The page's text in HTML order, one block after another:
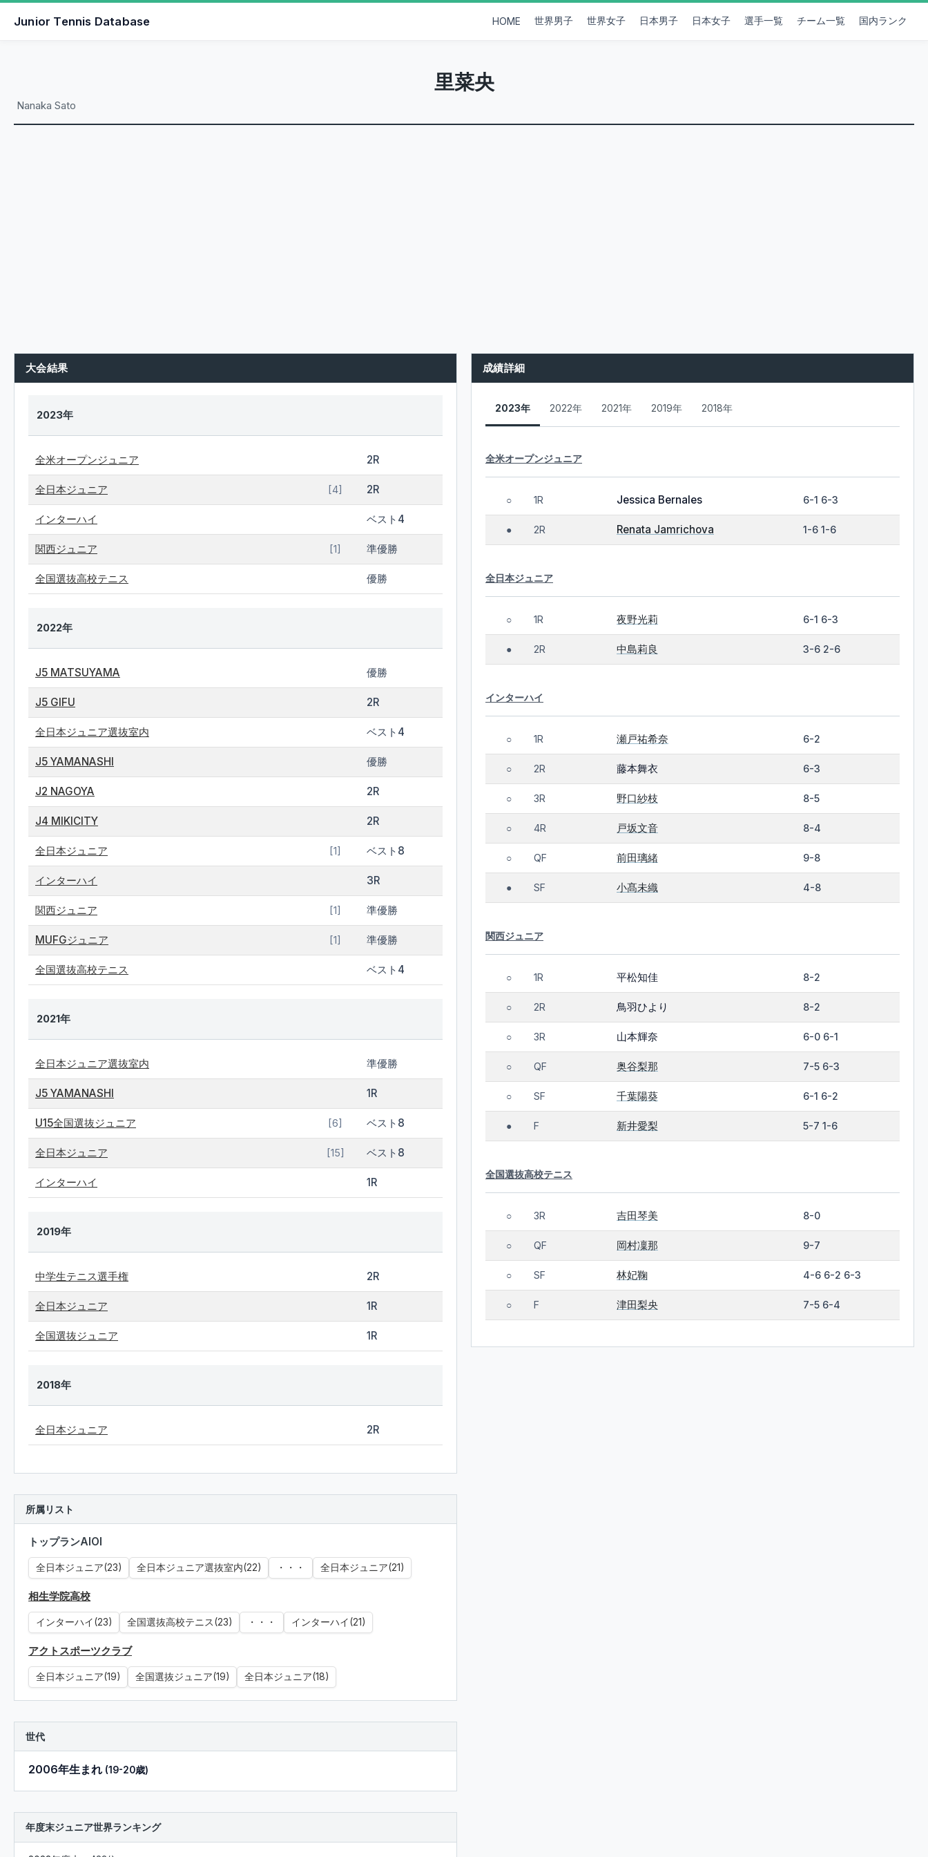
Junior Tennis Database HOME 世界男子 世界女子 日本男子 日本女子 選手一覧 チーム一覧 国内ランク
里菜央
Nanaka Sato
大会結果
2023年
全米オープンジュニア 2R
全日本ジュニア [4] 2R
インターハイ ベスト4
関西ジュニア [1] 準優勝
全国選抜高校テニス 優勝
2022年
J5 MATSUYAMA 優勝
J5 GIFU 2R
全日本ジュニア選抜室内 ベスト4
J5 YAMANASHI 優勝
J2 NAGOYA 2R
J4 MIKICITY 2R
全日本ジュニア [1] ベスト8
インターハイ 3R
関西ジュニア [1] 準優勝
MUFGジュニア [1] 準優勝
全国選抜高校テニス ベスト4
2021年
全日本ジュニア選抜室内 準優勝
J5 YAMANASHI 1R
U15全国選抜ジュニア [6] ベスト8
全日本ジュニア [15] ベスト8
インターハイ 1R
2019年
中学生テニス選手権 2R
全日本ジュニア 1R
全国選抜ジュニア 1R
2018年
全日本ジュニア 2R
所属リスト
トップランAIOI
全日本ジュニア(23) 全日本ジュニア選抜室内(22) ・・・ 全日本ジュニア(21)
相生学院高校
インターハイ(23) 全国選抜高校テニス(23) ・・・ インターハイ(21)
アクトスポーツクラブ
全日本ジュニア(19) 全国選抜ジュニア(19) 全日本ジュニア(18)
世代
2006年生まれ (19-20歳)
年度末ジュニア世界ランキング
成績詳細
2023年 2022年 2021年 2019年 2018年
全米オープンジュニア
○ 1R Jessica Bernales 6-1 6-3
● 2R Renata Jamrichova 1-6 1-6
全日本ジュニア
○ 1R 夜野光莉 6-1 6-3
● 2R 中島莉良 3-6 2-6
インターハイ
○ 1R 瀬戸祐希奈 6-2
○ 2R 藤本舞衣 6-3
○ 3R 野口紗枝 8-5
○ 4R 戸坂文音 8-4
○ QF 前田璃緒 9-8
● SF 小髙未織 4-8
関西ジュニア
○ 1R 平松知佳 8-2
○ 2R 鳥羽ひより 8-2
○ 3R 山本輝奈 6-0 6-1
○ QF 奥谷梨那 7-5 6-3
○ SF 千葉陽葵 6-1 6-2
● F 新井愛梨 5-7 1-6
全国選抜高校テニス
○ 3R 吉田琴美 8-0
○ QF 岡村凜那 9-7
○ SF 林妃鞠 4-6 6-2 6-3
○ F 津田梨央 7-5 6-4